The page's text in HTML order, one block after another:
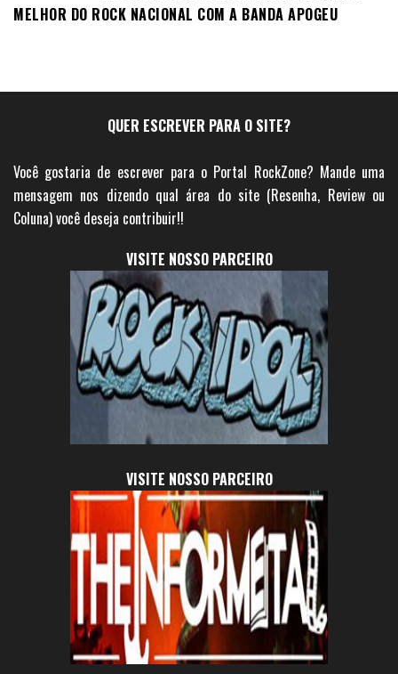
MELHOR DO ROCK NACIONAL COM A BANDA APOGEU
QUER ESCREVER PARA O SITE?
Você gostaria de escrever para o Portal RockZone? Mande uma
mensagem nos dizendo qual área do site (Resenha, Review ou
Coluna) você deseja contribuir!!
VISITE NOSSO PARCEIRO
VISITE NOSSO PARCEIRO